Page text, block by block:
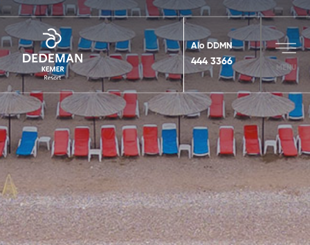
Alo DDMN
444 3366
MENU